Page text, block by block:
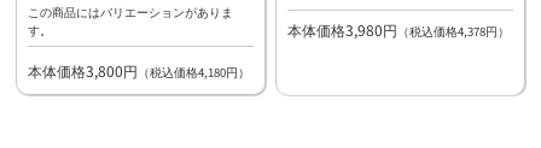
この商品にはバリエーションがありま
す。
本体価格3,800円 （税込価格4,180円）
本体価格3,980円 （税込価格4,378円）